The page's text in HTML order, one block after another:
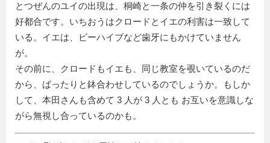
とつぜんのユイの出現は、桐崎と一条の仲を引き裂くには
好都合です。いちおうはクロードとイエの利害は一致して
いる。イエは、ビーハイブなど歯牙にもかけていません
が。
その前に、クロードもイエも、同じ教室を覗いているのだ
から、ばったりと鉢合わせしているのでしょうか。もしか
して、本田さんも含めて 3 人が 3 人とも お互いを意識しな
がら無視し合っているのかも。